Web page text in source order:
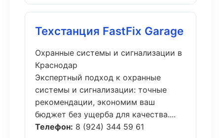
Техстанция FastFix Garage
Охранные системы и сигнализации в
Краснодар
Экспертный подход к охранные
системы и сигнализации: точные
рекомендации, экономим ваш
бюджет без ущерба для качества....
Телефон: 8 (924) 344 59 61